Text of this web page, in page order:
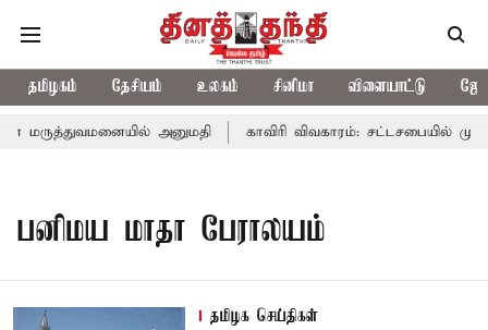
தமிழகம் தேசியம் உலகம் சினிமா விளையாட்டு
அனுமதி காவிரி விவகாரம்: சட்டசபையில்
பனிமய மாதா பேராலயம்
தமிழக செய்திகள்